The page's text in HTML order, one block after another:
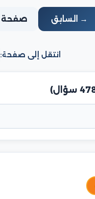
→ السابق صفحة 20 من 46
انتقل إلى صفحة: